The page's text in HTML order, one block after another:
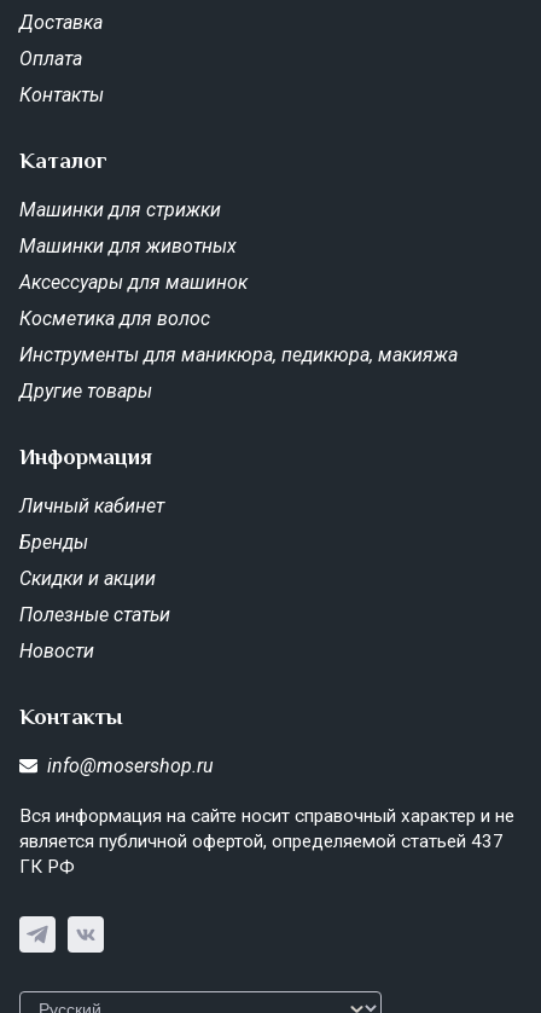
Доставка
Оплата
Контакты
Каталог
Машинки для стрижки
Машинки для животных
Аксессуары для машинок
Косметика для волос
Инструменты для маникюра, педикюра, макияжа
Другие товары
Информация
Личный кабинет
Бренды
Скидки и акции
Полезные статьи
Новости
Контакты
info@mosershop.ru
Вся информация на сайте носит справочный характер и не
является публичной офертой, определяемой статьей 437
ГК РФ